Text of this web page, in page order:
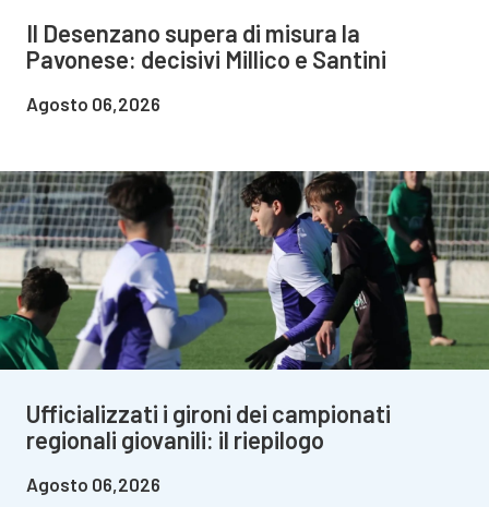
Il Desenzano supera di misura la
Pavonese: decisivi Millico e Santini
Agosto 06,2026
Ufficializzati i gironi dei campionati
regionali giovanili: il riepilogo
Agosto 06,2026